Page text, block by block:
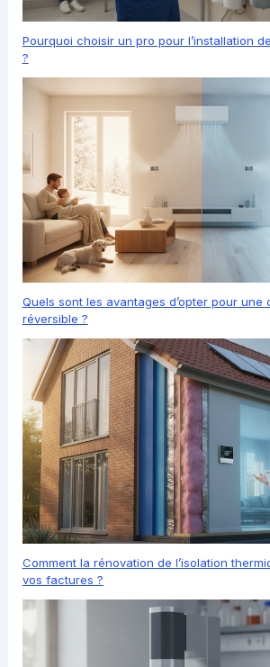
Pourquoi choisir un pro pour l’installation
?
Quels sont les avantages d’opter pour une
réversible ?
Comment la rénovation de l’isolation
vos factures ?